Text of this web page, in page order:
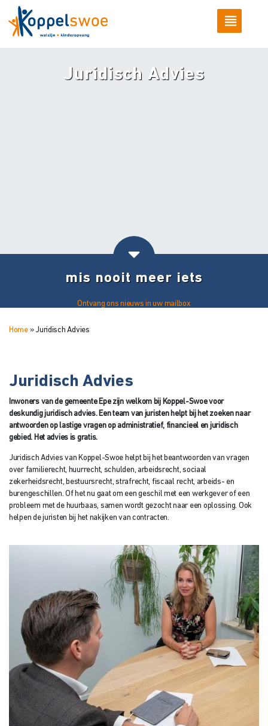
Juridisch Advies
mis nooit meer iets
Ontvang ons nieuws in uw mailbox
Home» Juridisch Advies
Juridisch Advies
Inwoners van de gemeente Epe zijn welkom bij Koppel-Swoe voor
deskundig juridisch advies. Een team van juristen helpt bij het zoeken naar
antwoorden op lastige vragen op administratief, financieel en juridisch
gebied. Het advies is gratis.
Juridisch Advies van Koppel-Swoe helpt bij het beantwoorden van vragen
over familierecht, huurrecht, schulden, arbeidsrecht, sociaal
zekerheidsrecht, bestuursrecht, strafrecht, fiscaal recht, arbeids- en
burengeschillen. Of het nu gaat om een geschil met een werkgever of een
probleem met de huurbaas, samen wordt gezocht naar een oplossing. Ook
helpen de juristen bij het nakijken van contracten.